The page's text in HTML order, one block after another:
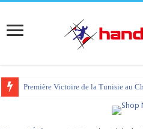
Première Victoire de la Tunisie au